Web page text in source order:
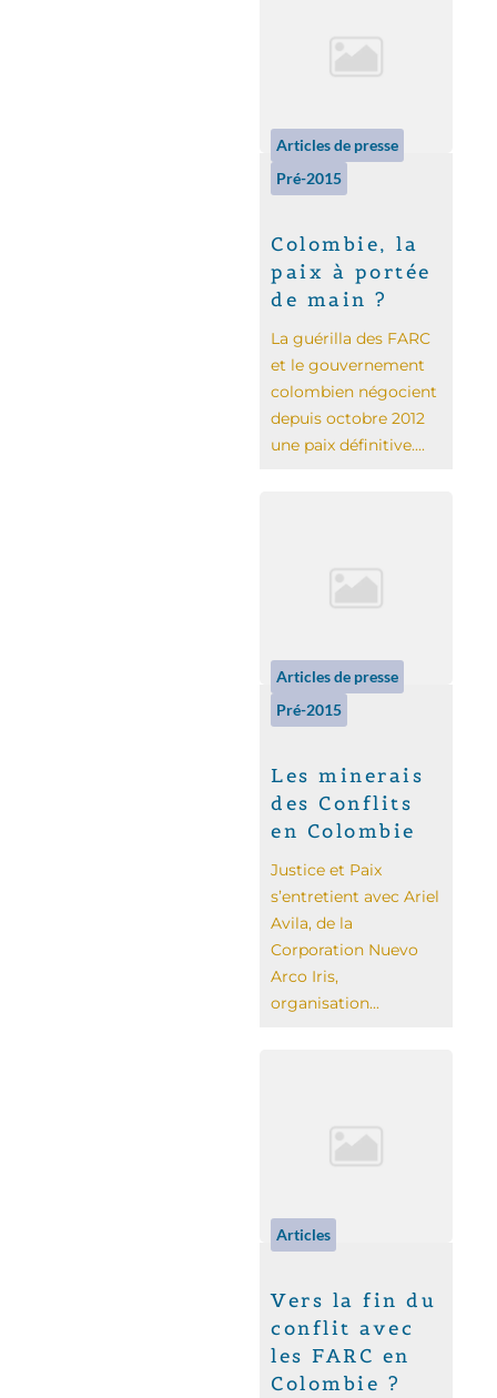
Articles de presse
Pré-2015
Colombie, la
paix à portée
de main ?
La guérilla des FARC
et le gouvernement
colombien négocient
depuis octobre 2012
une paix définitive....
Articles de presse
Pré-2015
Les minerais
des Conflits
en Colombie
Justice et Paix
s’entretient avec Ariel
Avila, de la
Corporation Nuevo
Arco Iris,
organisation...
Articles
Vers la fin du
conflit avec
les FARC en
Colombie ?